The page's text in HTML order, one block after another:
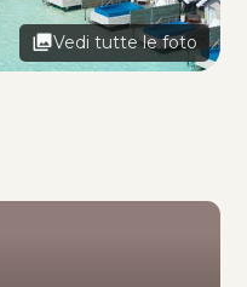
Vedi tutte le foto